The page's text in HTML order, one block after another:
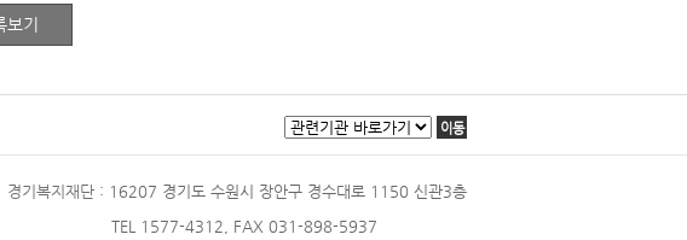
이동
경기복지재단 : 16207 경기도 수원시 장안구 경수대로 1150 신관3층
TEL 1577-4312, FAX 031-898-5937